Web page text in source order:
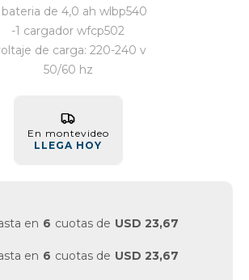
bateria de 4,0 ah wlbp540
-1 cargador wfcp502
de carga: 220-240 v
50/60 hz
En montevideo
LLEGA HOY
en 6 cuotas de USD 23,67
en 6 cuotas de USD 23,67